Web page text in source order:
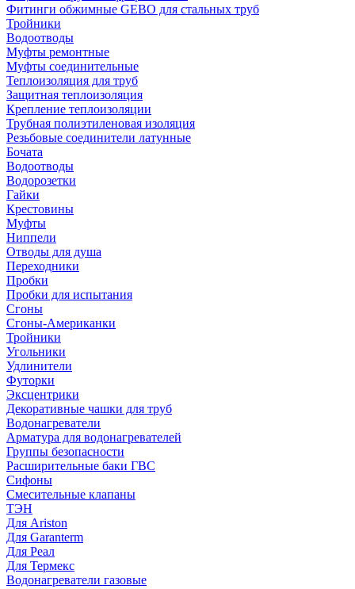
Фитинги обжимные GEBO для стальных труб
Тройники
Водоотводы
Муфты ремонтные
Муфты соединительные
Теплоизоляция для труб
Защитная теплоизоляция
Крепление теплоизоляции
Трубная полиэтиленовая изоляция
Резьбовые соединители латунные
Бочата
Водоотводы
Водорозетки
Гайки
Крестовины
Муфты
Ниппели
Отводы для душа
Переходники
Пробки
Пробки для испытания
Сгоны
Сгоны-Американки
Тройники
Угольники
Удлинители
Футорки
Эксцентрики
Декоративные чашки для труб
Водонагреватели
Арматура для водонагревателей
Группы безопасности
Расширительные баки ГВС
Сифоны
Смесительные клапаны
ТЭН
Для Ariston
Для Garanterm
Для Реал
Для Термекс
Водонагреватели газовые